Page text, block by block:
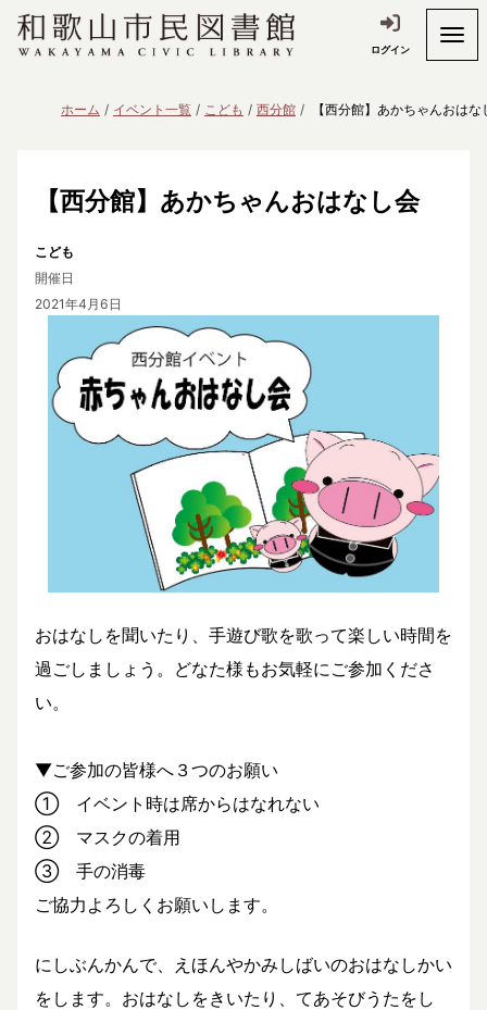
ログイン
ホーム イベント一覧 こども 西分館 【西分館】あかちゃんおはな
【西分館】あかちゃんおはなし会
こども
開催日
2021年4月6日
おはなしを聞いたり、手遊び歌を歌って楽しい時間を
過ごしましょう。どなた様もお気軽にご参加くださ
い。
▼ご参加の皆様へ３つのお願い
① イベント時は席からはなれない
② マスクの着用
③ 手の消毒
ご協力よろしくお願いします。
にしぶんかんで、えほんやかみしばいのおはなしかい
をします。おはなしをきいたり、てあそびうたをし